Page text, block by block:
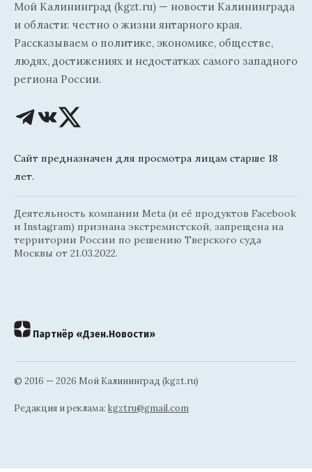
Мой Калининград (kgzt.ru) — новости Калининграда
и области: честно о жизни янтарного края.
Рассказываем о политике, экономике, обществе,
людях, достижениях и недостатках самого западного
региона России.
Сайт предназначен для просмотра лицам старше 18
лет.
Деятельность компании Meta (и её продуктов Facebook
и Instagram) признана экстремистской, запрещена на
территории России по решению Тверского суда
Москвы от 21.03.2022.
Партнёр «Дзен.Новости»
© 2016 — 2026 Мой Калининград (kgzt.ru)
Редакция и реклама: kgztru@gmail.com